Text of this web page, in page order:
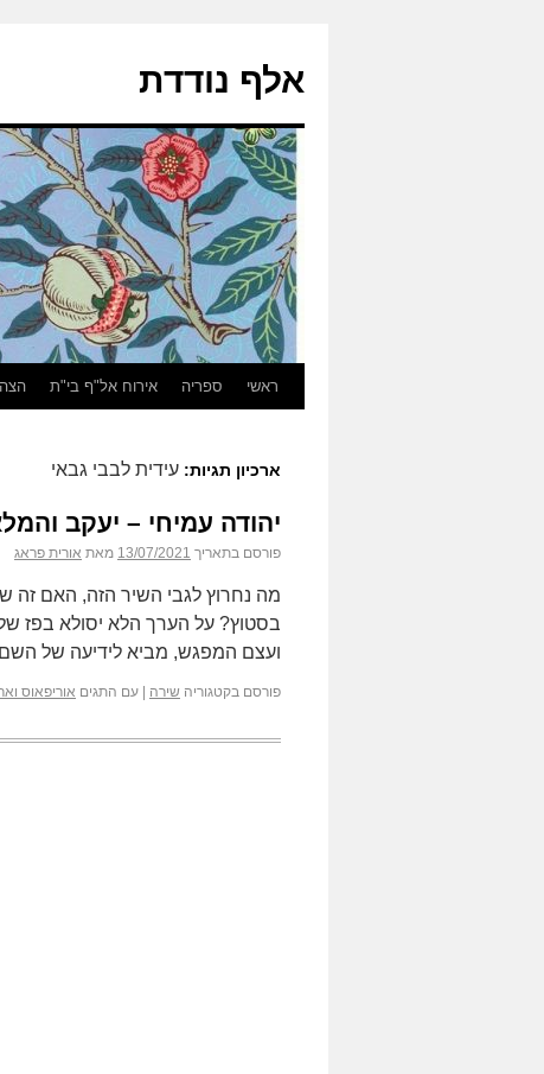
אלף נודדת
ראשי ספריה אירוח אל"ף בי"ת
ארכיון תגיות: עידית לבבי גבאי
יהודה עמיחי – יעקב
פורסם בתאריך 13/07/2021 מאת אורית פראג
מה נחרוץ לגבי השיר הזה, האם זה
בסטוץ? על הערך הלא יסולא בפז
ועצם המפגש, מביא לידיעה של
פורסם בקטגוריה שירה עם התגים אוריפאוס